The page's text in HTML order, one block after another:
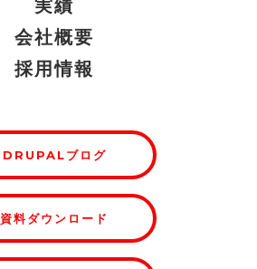
実績
会社概要
採用情報
DRUPALブログ
資料ダウンロード